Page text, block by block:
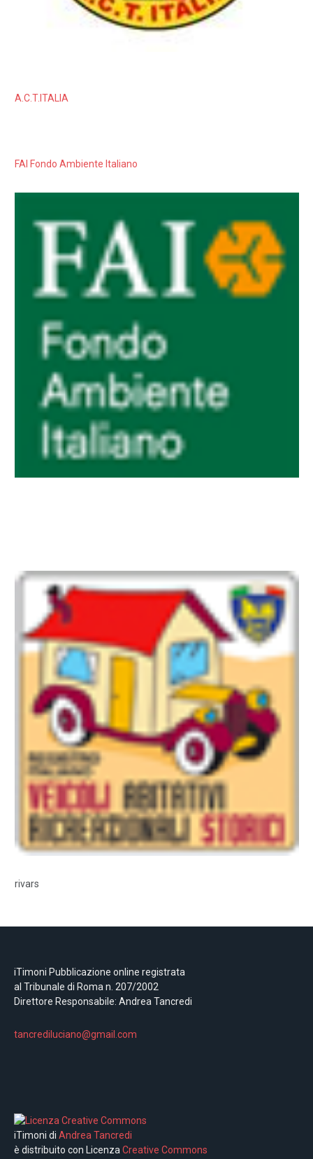
A.C.T.ITALIA
FAI Fondo Ambiente Italiano
rivars
iTimoni Pubblicazione online registrata
al Tribunale di Roma n. 207/2002
Direttore Responsabile: Andrea Tancredi
tancrediluciano@gmail.com
iTimoni di Andrea Tancredi
è distribuito con LicenzaCreative Commons